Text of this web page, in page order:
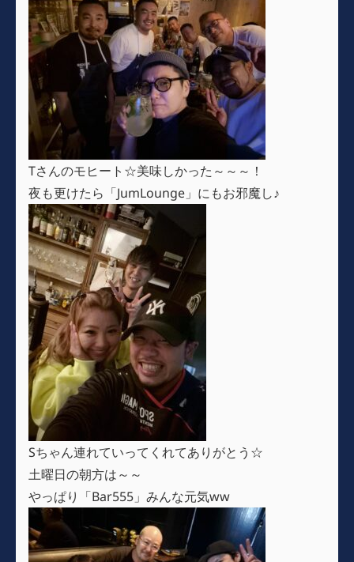
Tさんのモヒート☆美味しかった～～～！
夜も更けたら「JumLounge」にもお邪魔し♪
Sちゃん連れていってくれてありがとう☆
土曜日の朝方は～～
やっぱり「Bar555」みんな元気ww